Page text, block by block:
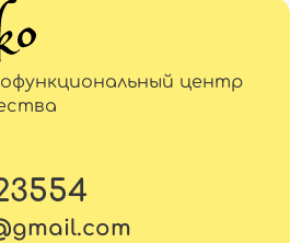
центр